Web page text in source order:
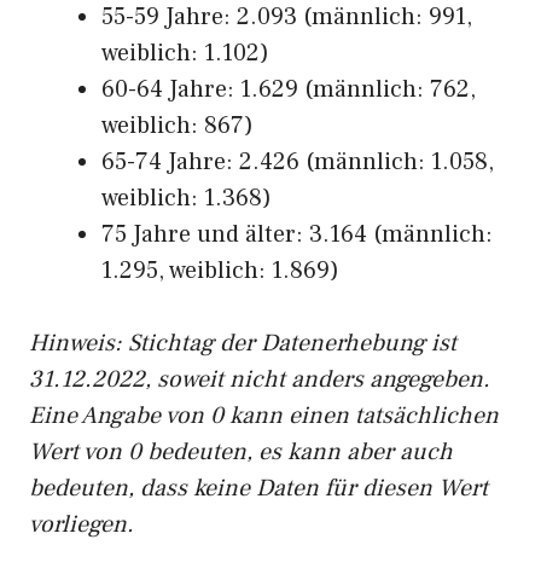
55-59 Jahre: 2.093 (männlich: 991,
weiblich: 1.102)
60-64 Jahre: 1.629 (männlich: 762,
weiblich: 867)
65-74 Jahre: 2.426 (männlich: 1.058,
weiblich: 1.368)
75 Jahre und älter: 3.164 (männlich:
1.295, weiblich: 1.869)
Hinweis: Stichtag der Datenerhebung ist
31.12.2022, soweit nicht anders angegeben.
Eine Angabe von 0 kann einen tatsächlichen
Wert von 0 bedeuten, es kann aber auch
bedeuten, dass keine Daten für diesen Wert
vorliegen.